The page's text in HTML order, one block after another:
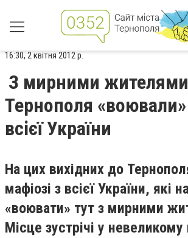
16:30, 2 квітня 2012 р.
З мирними жителями
Тернополя «воювали»
всієї України
На цих вихідних до
мафіозі з всієї України, які
«воювати» тут з мирними
Місце зустрічі у невеликому